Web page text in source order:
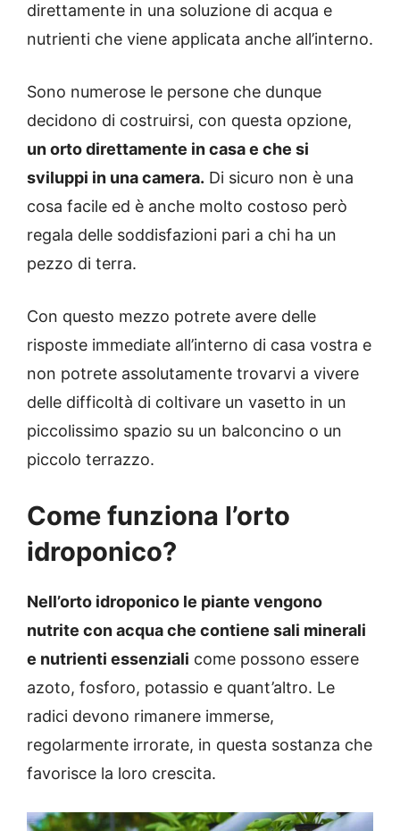
direttamente in una soluzione di acqua e
nutrienti che viene applicata anche all’interno.
Sono numerose le persone che dunque
decidono di costruirsi, con questa opzione,
un orto direttamente in casa e che si
sviluppi in una camera. Di sicuro non è una
cosa facile ed è anche molto costoso però
regala delle soddisfazioni pari a chi ha un
pezzo di terra.
Con questo mezzo potrete avere delle
risposte immediate all’interno di casa vostra e
non potrete assolutamente trovarvi a vivere
delle difficoltà di coltivare un vasetto in un
piccolissimo spazio su un balconcino o un
piccolo terrazzo.
Come funziona l’orto
idroponico?
Nell’orto idroponico le piante vengono
nutrite con acqua che contiene sali minerali
e nutrienti essenziali come possono essere
azoto, fosforo, potassio e quant’altro. Le
radici devono rimanere immerse,
regolarmente irrorate, in questa sostanza che
favorisce la loro crescita.